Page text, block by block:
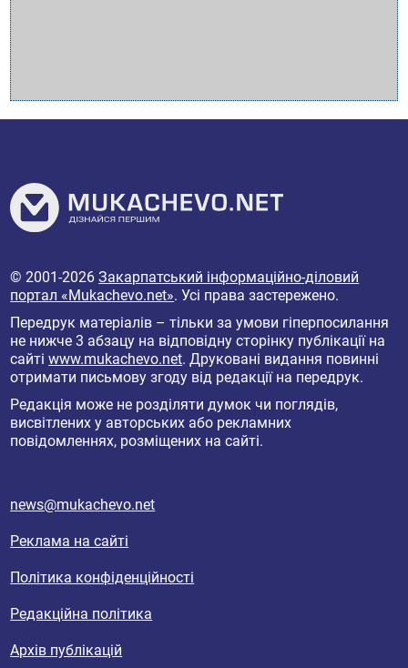
© 2001-2026Закарпатський інформаційно-діловий
портал «Mukachevo.net». Усі права застережено.
Передрук матеріалів – тільки за умови гіперпосилання
не нижче 3 абзацу на відповідну сторінку публікації на
сайтіwww.mukachevo.net. Друковані видання повинні
отримати письмову згоду від редакції на передрук.
Редакція може не розділяти думок чи поглядів,
висвітлених у авторських або рекламних
повідомленнях, розміщених на сайті.
news@mukachevo.net
Реклама на сайті
Політика конфіденційності
Редакційна політика
Архів публікацій